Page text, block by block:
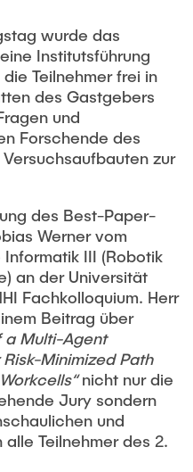
wurde das
Institutsführung
Teilnehmer frei in
des Gastgebers
und
Forschende des
zur
des Best-Paper-
Werner vom
III (Robotik
an der Universität
Fachkolloquium. Herr
Beitrag über
a Multi-Agent
Minimized Path
nicht nur die
Jury sondern
und
Teilnehmer des 2.